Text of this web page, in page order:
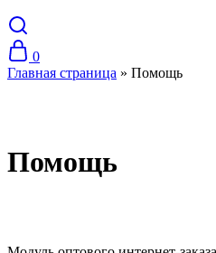
0
Главная страница » Помощь
Помощь